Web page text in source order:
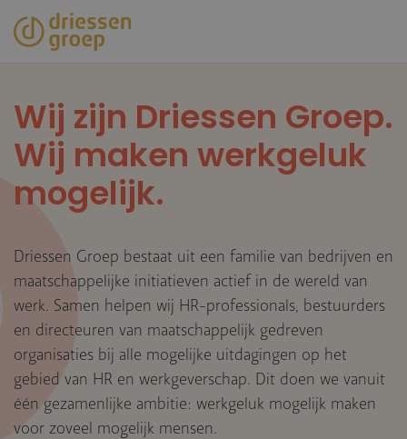
Overslaan
en
inhoud
gaan
Wij zijn Driessen Groep.
Wij maken werkgeluk
mogelijk.
Driessen Groep bestaat uit een familie van bedrijven en
maatschappelijke initiatieven actief in de wereld van
werk. Samen helpen wij HR-professionals, bestuurders
en directeuren van maatschappelijk gedreven
organisaties bij alle mogelijke uitdagingen op het
gebied van HR en werkgeverschap. Dit doen we vanuit
één gezamenlijke ambitie: werkgeluk mogelijk maken
voor zoveel mogelijk mensen.